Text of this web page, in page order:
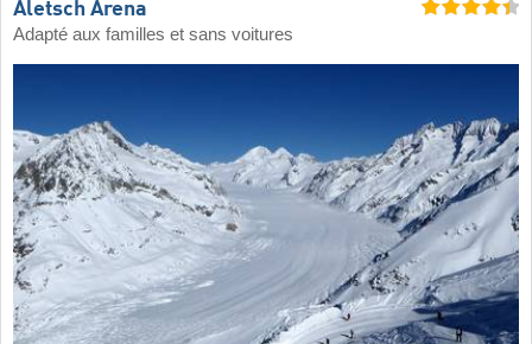
Aletsch Arena
Adapté aux familles et sans voitures